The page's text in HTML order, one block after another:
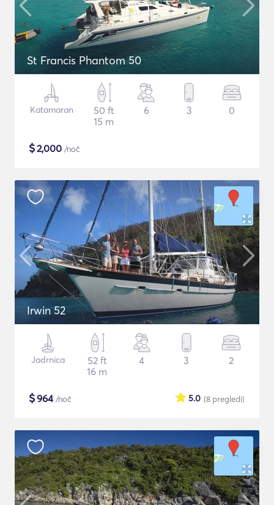
St Francis Phantom 50
Katamaran
50 ft
15 m
6 3 0
$2,000 /noč
Irwin 52
Jadrnica
52 ft
16 m
4 3 2
$964/noč (8 pregledi)
5.0